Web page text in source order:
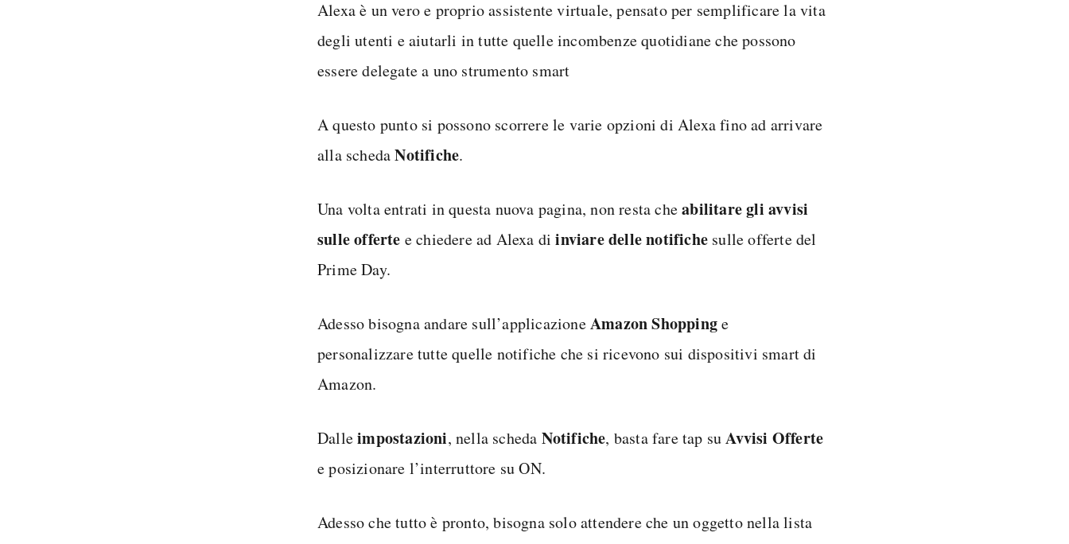
Alexa è un vero e proprio assistente virtuale, pensato per semplificare la vita
degli utenti e aiutarli in tutte quelle incombenze quotidiane che possono
essere delegate a uno strumento smart
A questo punto si possono scorrere le varie opzioni di Alexa fino ad arrivare
alla schedaNotifiche.
Una volta entrati in questa nuova pagina, non resta cheabilitare gli avvisi
sulle offerte e chiedere ad Alexa diinviare delle notifiche sulle offerte del
Prime Day.
Adesso bisogna andare sull’applicazioneAmazon Shoppinge
personalizzare tutte quelle notifiche che si ricevono sui dispositivi smart di
Amazon.
Dalleimpostazioni, nella scheda Notifiche, basta fare tap suAvvisi Offerte
e posizionare l’interruttore su ON.
Adesso che tutto è pronto, bisogna solo attendere che un oggetto nella lista